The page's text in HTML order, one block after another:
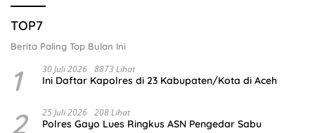
TOP7
Berita Paling Top Bulan Ini
1 30 Juli 2026 8873 Lihat
Ini Daftar Kapolres di 23 Kabupaten/Kota di Aceh
2 25 Juli 2026 208 Lihat
Polres Gayo Lues Ringkus ASN Pengedar Sabu